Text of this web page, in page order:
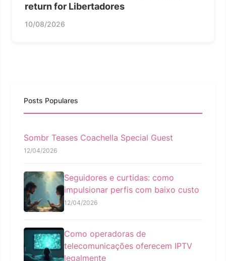
return for Libertadores
10/08/2026
Posts Populares
Sombr Teases Coachella Special Guest
12/04/2026
Seguidores e curtidas: como
impulsionar perfis com baixo custo
12/04/2026
Como operadoras de
telecomunicações oferecem IPTV
legalmente